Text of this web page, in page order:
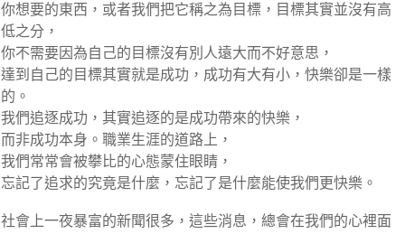
你想要的東西，或者我們把它稱之為目標，目標其實並沒有高
低之分，
你不需要因為自己的目標沒有別人遠大而不好意思，
達到自己的目標其實就是成功，成功有大有小，快樂卻是一樣
的。
我們追逐成功，其實追逐的是成功帶來的快樂，
而非成功本身。職業生涯的道路上，
我們常常會被攀比的心態蒙住眼睛，
忘記了追求的究竟是什麼，忘記了是什麼能使我們更快樂。
社會上一夜暴富的新聞很多，這些消息，總會在我們的心裡面